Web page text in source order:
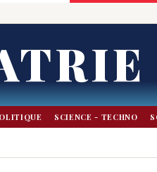
SCIENCE - TECHNO